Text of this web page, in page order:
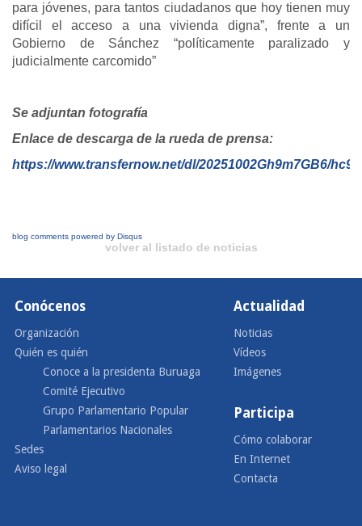
para jóvenes, para tantos ciudadanos que hoy tienen muy
difícil el acceso a una vivienda digna”, frente a un
Gobierno de Sánchez “políticamente paralizado y
judicialmente carcomido”
Se adjuntan fotografía
Enlace de descarga de la rueda de prensa:
https://www.transfernow.net/dl/20251002Gh9m7GB6/
blog comments powered by Disqus
volver al listado de noticias
Conócenos
Organización
Quién es quién
Conoce a la presidenta Buruaga
Comité Ejecutivo
Grupo Parlamentario Popular
Parlamentarios Nacionales
Sedes
Aviso legal
Actualidad
Noticias
Vídeos
Imágenes
Participa
Cómo colaborar
En Internet
Contacta